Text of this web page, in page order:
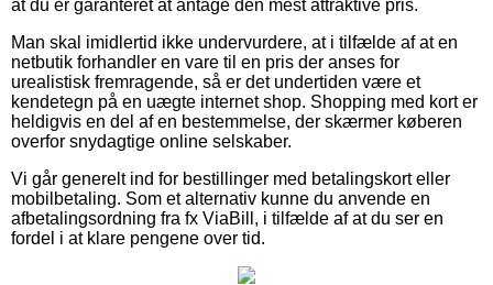
at du er garanteret at antage den mest attraktive pris.
Man skal imidlertid ikke undervurdere, at i tilfælde af at en
netbutik forhandler en vare til en pris der anses for
urealistisk fremragende, så er det undertiden være et
kendetegn på en uægte internet shop. Shopping med kort er
heldigvis en del af en bestemmelse, der skærmer køberen
overfor snydagtige online selskaber.
Vi går generelt ind for bestillinger med betalingskort eller
mobilbetaling. Som et alternativ kunne du anvende en
afbetalingsordning fra fx ViaBill, i tilfælde af at du ser en
fordel i at klare pengene over tid.